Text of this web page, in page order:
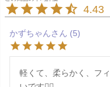
4.43
かずちゃん 5
軽くて、柔らかく、フ